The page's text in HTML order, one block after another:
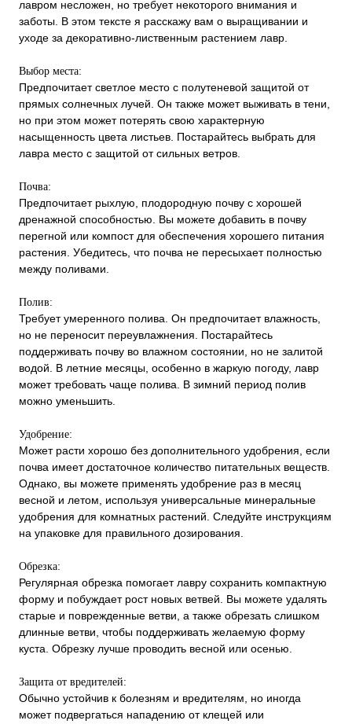
лавром несложен, но требует некоторого внимания и
заботы. В этом тексте я расскажу вам о выращивании и
уходе за декоративно-лиственным растением лавр.
Выбор места:
Предпочитает светлое место с полутеневой защитой от
прямых солнечных лучей. Он также может выживать в тени,
но при этом может потерять свою характерную
насыщенность цвета листьев. Постарайтесь выбрать для
лавра место с защитой от сильных ветров.
Почва:
Предпочитает рыхлую, плодородную почву с хорошей
дренажной способностью. Вы можете добавить в почву
перегной или компост для обеспечения хорошего питания
растения. Убедитесь, что почва не пересыхает полностью
между поливами.
Полив:
Требует умеренного полива. Он предпочитает влажность,
но не переносит переувлажнения. Постарайтесь
поддерживать почву во влажном состоянии, но не залитой
водой. В летние месяцы, особенно в жаркую погоду, лавр
может требовать чаще полива. В зимний период полив
можно уменьшить.
Удобрение:
Может расти хорошо без дополнительного удобрения, если
почва имеет достаточное количество питательных веществ.
Однако, вы можете применять удобрение раз в месяц
весной и летом, используя универсальные минеральные
удобрения для комнатных растений. Следуйте инструкциям
на упаковке для правильного дозирования.
Обрезка:
Регулярная обрезка помогает лавру сохранить компактную
форму и побуждает рост новых ветвей. Вы можете удалять
старые и поврежденные ветви, а также обрезать слишком
длинные ветви, чтобы поддерживать желаемую форму
куста. Обрезку лучше проводить весной или осенью.
Защита от вредителей:
Обычно устойчив к болезням и вредителям, но иногда
может подвергаться нападению от клещей или